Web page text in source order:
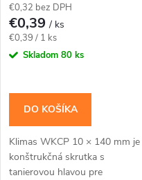
€0,32 bez DPH
€0,39/ ks
Jednotková
cena:
€0,39 / 1 ks
Skladom 80 ks
DO KOŠÍKA
Klimas WKCP 10 × 140 mm je
konštrukčná skrutka s
tanierovou hlavou pre